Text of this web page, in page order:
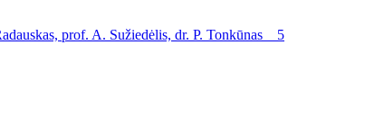
prof. A. Sužiedėlis, dr. P. Tonkūnas 5